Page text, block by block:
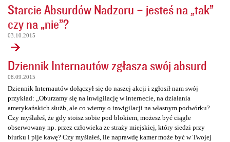
Starcie Absurdów Nadzoru – jesteś na „tak”
czy na „nie”?
03.10.2015
Dziennik Internautów zgłasza swój absurd
08.09.2015
Dziennik Internautów dołączył się do naszej akcji i zgłosił nam swój
przykład: „Oburzamy się na inwigilację w internecie, na działania
amerykańskich służb, ale co wiemy o inwigilacji na własnym podwórku?
Czy myślałeś, że gdy stoisz sobie pod blokiem, możesz być ciągle
obserwowany np. przez człowieka ze straży miejskiej, który siedzi przy
biurku i pije kawę? Czy myślałeś, ile naprawdę kamer może być w Twojej